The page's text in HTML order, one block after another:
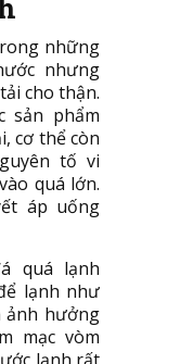
những
nhưng
cho thận.
sản phẩm
cơ thể còn
tố vi
quá lớn.
áp uống
quá lạnh
lạnh như
ảnh hưởng
mạc vòm